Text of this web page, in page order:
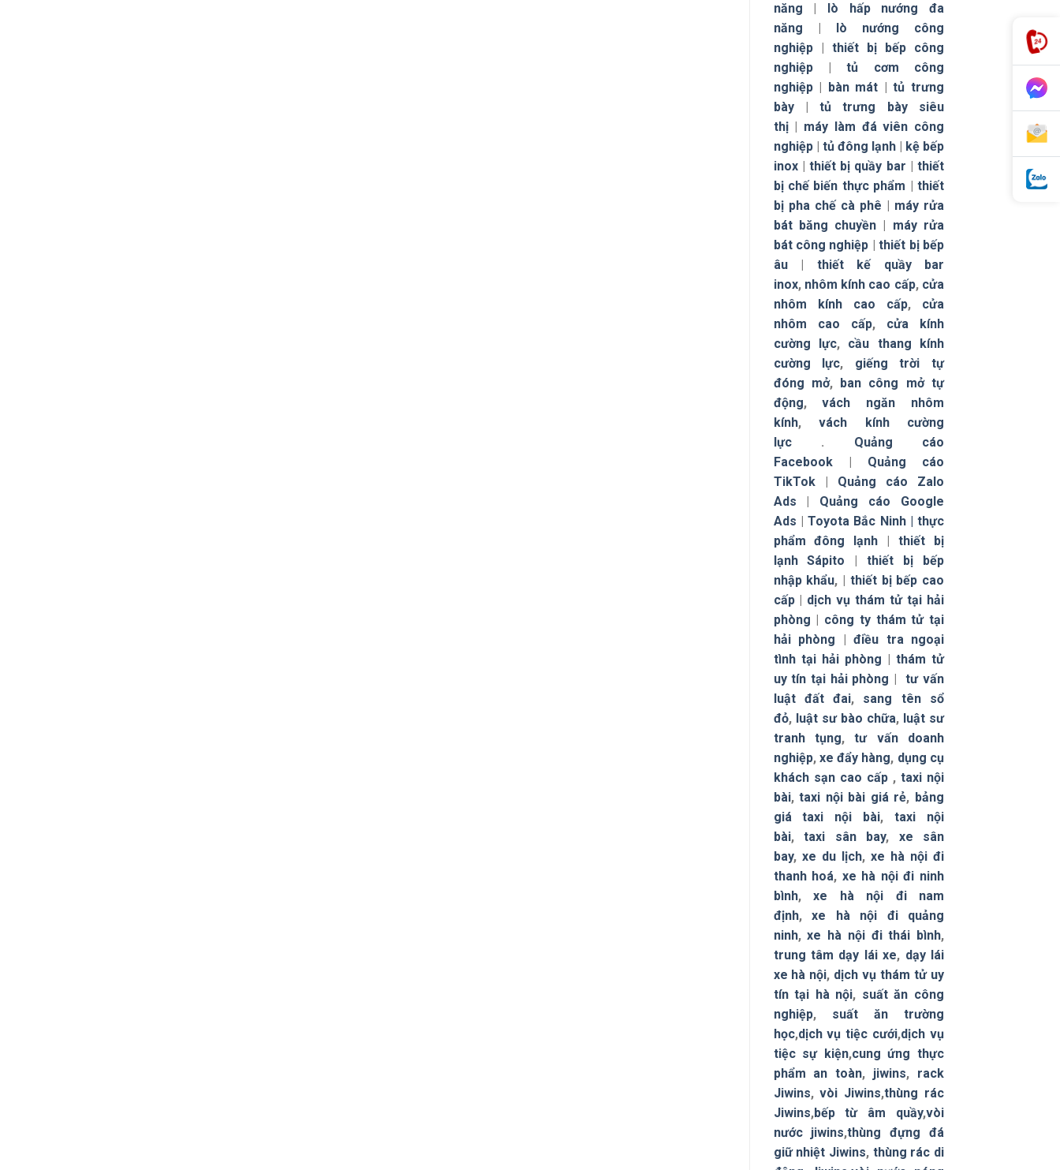
năng
lò hấp nướng đa
năng
lò nướng công
nghiệp| thiết bị bếp công
nghiệp|tủ cơm công
nghiệp| bàn mát |tủ trưng
bày|tủ trưng bày siêu
thị| máy làm đá viên công
nghiệp| tủ đông lạnh|
kệ bếp
inox| thiết bị quầy bar |thiết
bị chế biến thực phẩm |thiết
bị pha chế cà phê
máy rửa
bát băng chuyền
máy rửa
bát công nghiệp |thiết bị bếp
âu| thiết kế quầy bar
inox, nhôm kính cao cấp, cửa
nhôm kính cao cấp, cửa
nhôm cao cấp, cửa kính
cường lực, cầu thang kính
cường lực, giếng trời tự
đóng mở,
ban công mở tự
động,vách ngăn nhôm
kính, vách kính cường
lực. Quảng cáo
Facebook| Quảng cáo
TikTok| Quảng cáo Zalo
Ads
Quảng cáo Google
Ads
Toyota Bắc Ninh |
thực
phẩm đông lạnh |thiết bị
lạnh Sápito
|thiết bị bếp
nhập khẩu, | thiết bị bếp cao
cấp| dịch vụ thám tử tại hải
phòng
công ty thám tử tại
hải phòng
điều tra ngoại
tình tại hải phòng
thám tử
uy tín tại hải phòng |tư vấn
luật đất đai, sang tên sổ
đỏ, luật sư bào chữa, luật sư
tranh tụng,tư vấn doanh
nghiệp, xe đẩy hàng, dụng cụ
khách sạn cao cấp, taxi nội
bài,taxi nội bài giá rẻ, bảng
giá taxi nội bài,taxi nội
bài, taxi sân bay, xe sân
bay, xe du lịch, xe hà nội đi
thanh hoá, xe hà nội đi ninh
bình, xe hà nội đi nam
định, xe hà nội đi quảng
ninh,xe hà nội đi thái bình,
trung tâm dạy lái xe, dạy lái
xe hà nội, dịch vụ thám tử uy
tín tại hà nội, suất ăn công
nghiệp, suất ăn trường
học,dịch vụ tiệc cưới,dịch vụ
tiệc sự kiện,cung ứng thực
phẩm an toàn, jiwins, rack
Jiwins,vòi Jiwins,thùng rác
Jiwins,bếp từ âm quầy,vòi
nước jiwins,thùng đựng đá
giữ nhiệt Jiwins, thùng rác di